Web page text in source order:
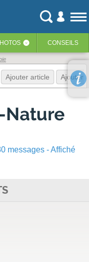
‹ CONSEILS
Ajouter article Ajouter
Nature
messages - Affiché